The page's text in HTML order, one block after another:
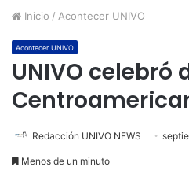
Inicio / Acontecer UNIVO
Acontecer UNIVO
UNIVO celebró
Redacción UNIVO NEWS
Menos de un minuto